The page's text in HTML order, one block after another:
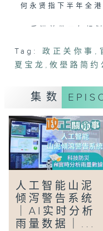
何永贤指下半年全
Tag: 政正关你事 ,
夏宝龙 ,攸壆路简约
集数
人工智能山泥
倾泻警告系统
｜AI实时分析
雨量数据｜...